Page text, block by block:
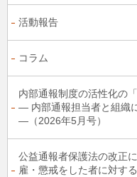
活動報告
コラム
内部通報制度の活性化の
― 内部通報担当者と組織
―（2026年5月号）
公益通報者保護法の改正
雇・懲戒をした者に対す